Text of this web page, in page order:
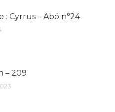
: Cyrrus – Abö n°24
– 209